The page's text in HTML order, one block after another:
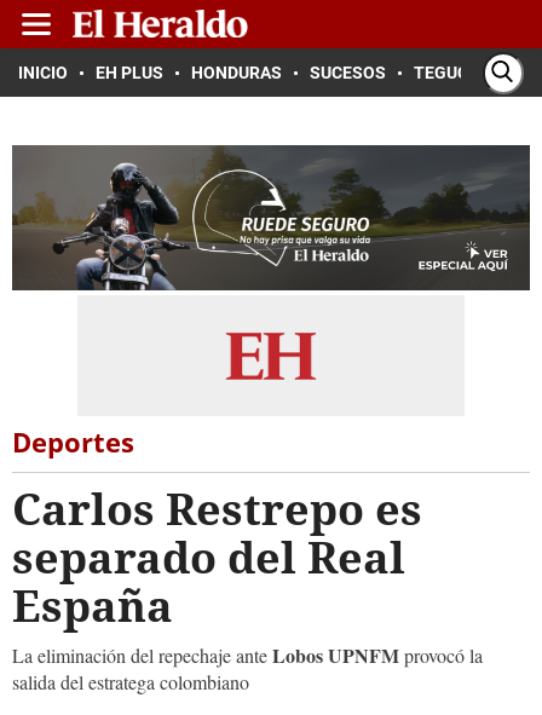
INICIO EH PLUS HONDURAS SUCESOS TEGUCIGALPA
Deportes
Carlos Restrepo es
separado del Real
España
La eliminación del repechaje anteLobos UPNFMprovocó la
salida del estratega colombiano